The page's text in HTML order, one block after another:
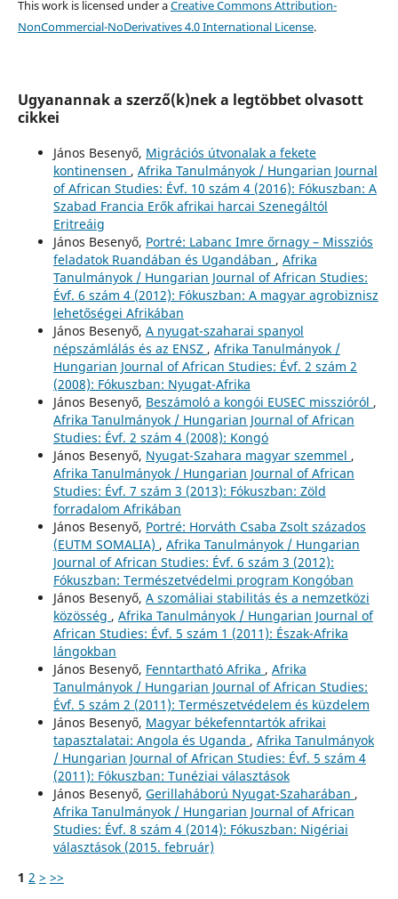
This work is licensed under aCreative Commons Attribution-
NonCommercial-NoDerivatives 4.0 International License.
Ugyanannak a szerző(k)nek a legtöbbet olvasott
cikkei
János Besenyő, Migrációs útvonalak a fekete
kontinensen , Afrika Tanulmányok / Hungarian Journal
of African Studies: Évf. 10 szám 4 (2016): Fókuszban: A
Szabad Francia Erők afrikai harcai Szenegáltól
Eritreáig
János Besenyő, Portré: Labanc Imre őrnagy – Missziós
feladatok Ruandában és Ugandában , Afrika
Tanulmányok / Hungarian Journal of African Studies:
Évf. 6 szám 4 (2012): Fókuszban: A magyar agrobiznisz
lehetőségei Afrikában
János Besenyő, A nyugat-szaharai spanyol
népszámlálás és az ENSZ , Afrika Tanulmányok /
Hungarian Journal of African Studies: Évf. 2 szám 2
(2008): Fókuszban: Nyugat-Afrika
János Besenyő, Beszámoló a kongói EUSEC misszióról ,
Afrika Tanulmányok / Hungarian Journal of African
Studies: Évf. 2 szám 4 (2008): Kongó
János Besenyő, Nyugat-Szahara magyar szemmel ,
Afrika Tanulmányok / Hungarian Journal of African
Studies: Évf. 7 szám 3 (2013): Fókuszban: Zöld
forradalom Afrikában
János Besenyő, Portré: Horváth Csaba Zsolt százados
(EUTM SOMALIA) , Afrika Tanulmányok / Hungarian
Journal of African Studies: Évf. 6 szám 3 (2012):
Fókuszban: Természetvédelmi program Kongóban
János Besenyő, A szomáliai stabilitás és a nemzetközi
közösség , Afrika Tanulmányok / Hungarian Journal of
African Studies: Évf. 5 szám 1 (2011): Észak-Afrika
lángokban
János Besenyő, Fenntartható Afrika , Afrika
Tanulmányok / Hungarian Journal of African Studies:
Évf. 5 szám 2 (2011): Természetvédelem és küzdelem
János Besenyő, Magyar békefenntartók afrikai
tapasztalatai: Angola és Uganda , Afrika Tanulmányok
/ Hungarian Journal of African Studies: Évf. 5 szám 4
(2011): Fókuszban: Tunéziai választások
János Besenyő, Gerillaháború Nyugat-Szaharában ,
Afrika Tanulmányok / Hungarian Journal of African
Studies: Évf. 8 szám 4 (2014): Fókuszban: Nigériai
választások (2015. február)
1 2 > >>